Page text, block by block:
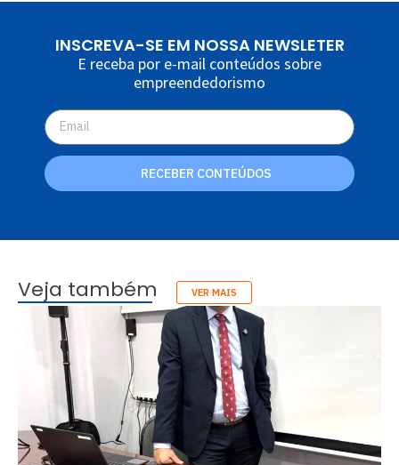
INSCREVA-SE EM NOSSA NEWSLETER
E receba por e-mail conteúdos sobre
empreendedorismo
RECEBER CONTEÚDOS
Veja também VER MAIS